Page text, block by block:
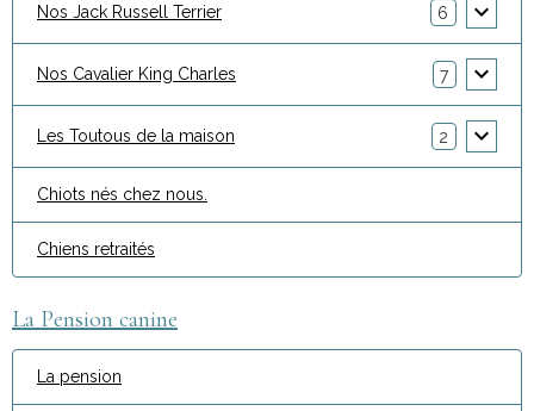
Nos Jack Russell Terrier 6
Nos Cavalier King Charles 7
Les Toutous de la maison 2
Chiots nés chez nous.
Chiens retraités
La Pension canine
La pension